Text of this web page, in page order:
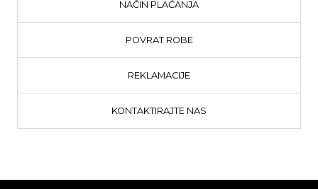
NAČIN PLAĆANJA
POVRAT ROBE
REKLAMACIJE
KONTAKTIRAJTE NAS